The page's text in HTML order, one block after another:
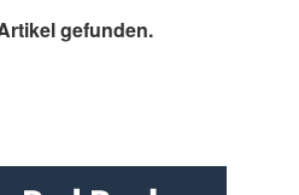
gefunden.